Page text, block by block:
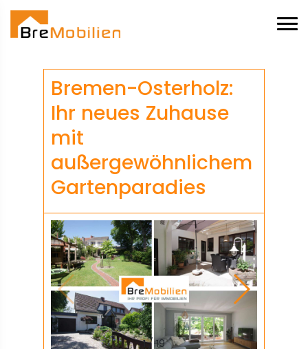
Bremen-Osterholz:
Ihr neues Zuhause
mit
außergewöhnlichem
Gartenparadies
1/19